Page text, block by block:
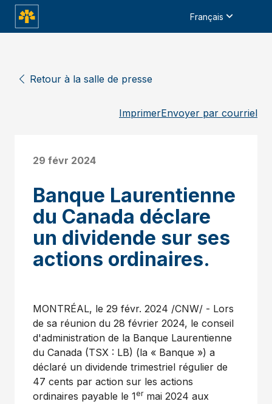
Français
Retour à la salle de presse
ImprimerEnvoyer par courriel
29 févr 2024
Banque Laurentienne
du Canada déclare
un dividende sur ses
actions ordinaires.
MONTRÉAL, le 29 févr. 2024 /CNW/ - Lors
de sa réunion du 28 février 2024, le conseil
d'administration de la Banque Laurentienne
du Canada (TSX : LB) (la « Banque ») a
déclaré un dividende trimestriel régulier de
47 cents par action sur les actions
ordinaires payable le 1ermai 2024 aux